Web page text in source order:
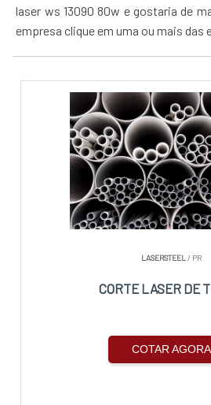
laser ws 13090 80w e gostaria de
empresa clique em uma ou mais das
LASERSTEEL/ PR
CORTE LASER DE
COTAR AGORA